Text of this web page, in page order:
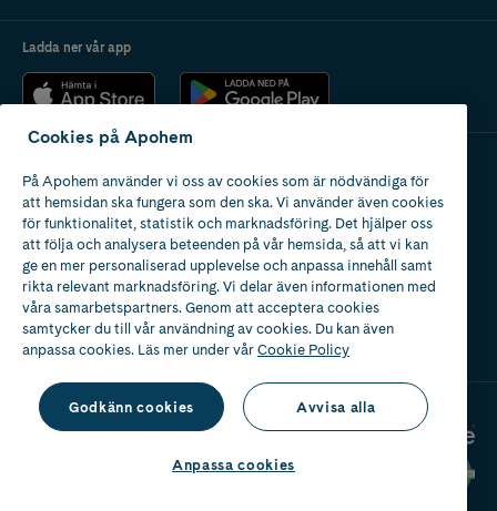
Ladda ner vår app
Apotek med tillstånd
av Läkemedelsverket
2024
Cookies på Apohem
På Apohem använder vi oss av cookies som är nödvändiga för
att hemsidan ska fungera som den ska. Vi använder även cookies
för funktionalitet, statistik och marknadsföring. Det hjälper oss
att följa och analysera beteenden på vår hemsida, så att vi kan
ge en mer personaliserad upplevelse och anpassa innehåll samt
rikta relevant marknadsföring. Vi delar även informationen med
våra samarbetspartners. Genom att acceptera cookies
samtycker du till vår användning av cookies. Du kan även
anpassa cookies. Läs mer under vårCookie Policy
Godkänn cookies Avvisa alla
Anpassa cookies